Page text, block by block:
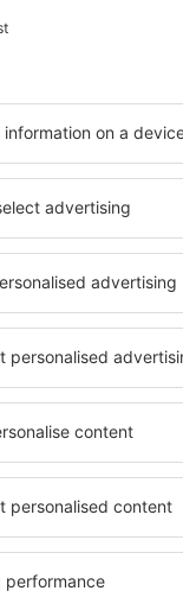
d'Hôtes
14 august 2026, 2
Vedeţi mai multe
buget şi
spațioase,
și de
city break.
lângă
Acest lucru
nevoi și de